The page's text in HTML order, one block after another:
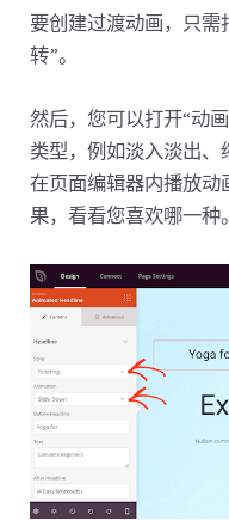
要创建过渡动画，只需
转”。
然后，您可以打开“动
类型，例如淡入淡出、
在页面编辑器内播放
果，看看您喜欢哪一种。